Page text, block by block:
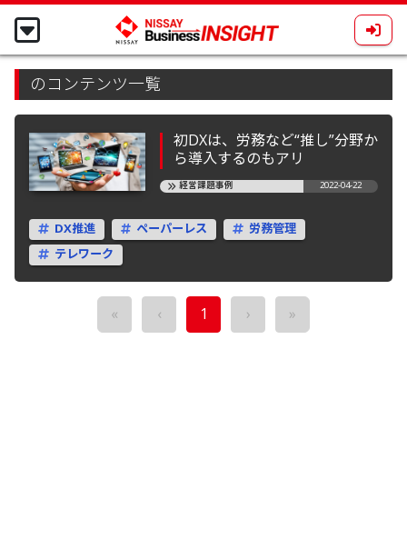
のコンテンツ一覧
初DXは、労務など“推し”分野か
ら導入するのもアリ
経営課題事例 2022-04-22
DX推進 ペーパーレス 労務管理
テレワーク
« ‹ 1 › »